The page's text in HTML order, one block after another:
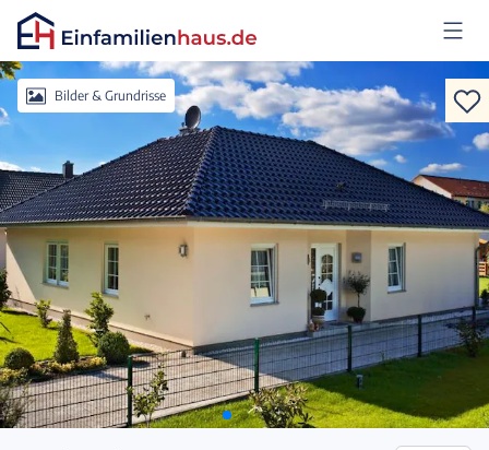
AnmeldenBilder & Grundrisse